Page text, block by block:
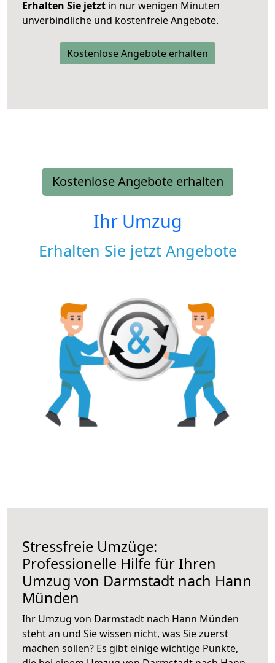
Erhalten Sie jetzt in nur wenigen Minuten
unverbindliche und kostenfreie Angebote.
Kostenlose Angebote erhalten
Kostenlose Angebote erhalten
Ihr Umzug
Erhalten Sie jetzt Angebote
Stressfreie Umzüge:
Professionelle Hilfe für Ihren
Umzug von Darmstadt nach Hann
Münden
Ihr Umzug von Darmstadt nach Hann Münden
steht an und Sie wissen nicht, was Sie zuerst
machen sollen? Es gibt einige wichtige Punkte,